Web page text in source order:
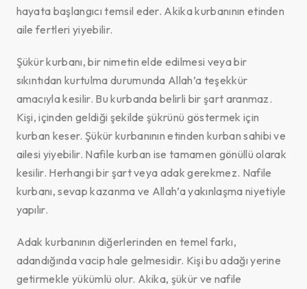
hayata başlangıcı temsil eder. Akika kurbanının etinden
aile fertleri yiyebilir.
Şükür kurbanı, bir nimetin elde edilmesi veya bir
sıkıntıdan kurtulma durumunda Allah’a teşekkür
amacıyla kesilir. Bu kurbanda belirli bir şart aranmaz.
Kişi, içinden geldiği şekilde şükrünü göstermek için
kurban keser. Şükür kurbanının etinden kurban sahibi ve
ailesi yiyebilir. Nafile kurban ise tamamen gönüllü olarak
kesilir. Herhangi bir şart veya adak gerekmez. Nafile
kurbanı, sevap kazanma ve Allah’a yakınlaşma niyetiyle
yapılır.
Adak kurbanının diğerlerinden en temel farkı,
adandığında vacip hale gelmesidir. Kişi bu adağı yerine
getirmekle yükümlü olur. Akika, şükür ve nafile